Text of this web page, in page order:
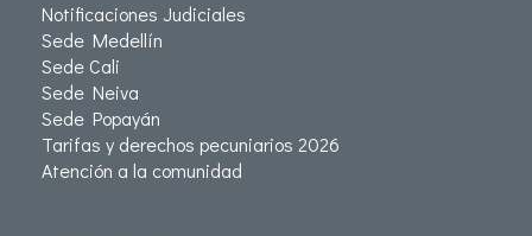
Notificaciones Judiciales
Sede Medellín
Sede Cali
Sede Neiva
Sede Popayán
Tarifas y derechos pecuniarios 2026
Atención a la comunidad